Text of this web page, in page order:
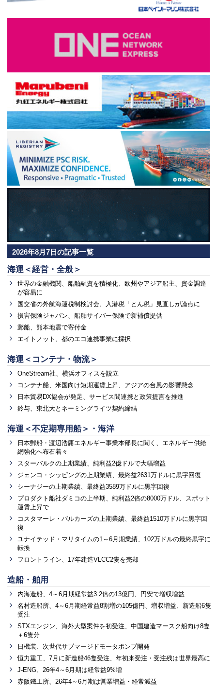
2026年8月7日の記事一覧
海運＜経営・全般＞
世界の金融機関、船舶融資を積極化、欧州やアジア船主、資金調達
が容易に
国交省の外航海運税制検討会、入港税「とん税」見直しが論点に
損害保険ジャパン、船舶サイバー保険で新補償提供
郵船、熊本地震で寄付金
エイトノット、都のエコ連携事業に採択
海運＜コンテナ・物流＞
OneStream社、横浜オフィスを設立
コンテナ船、米国向け短期運賃上昇、アジアの台風の影響懸念
日本貿易DX協会が発足、サービス間連携と政策提言を推進
鈴与、東北大とネーミングライツ契約締結
海運＜不定期専用船＞・海洋
日本郵船・渡辺浩庸エネルギー事業本部長に聞く、エネルギー供給
網強化へ布石着々
スターバルクの上期業績、純利益2億ドルで大幅増益
ジェンコ・シッピングの上期業績、最終益2631万ドルに黒字回復
シーナジーの上期業績、最終益3589万ドルに黒字回復
プロダクト船社ダミコの上半期、純利益2倍の8000万ドル、スポット
運賃上昇で
コスタマーレ・バルカーズの上期業績、最終益1510万ドルに黒字回
復
ユナイテッド・マリタイムの1～6月期業績、102万ドルの最終黒字に
転換
フロントライン、17年建造VLCC2隻を売却
造船・舶用
内海造船、4～6月期経常益3.2倍の13億円、円安で増収増益
名村造船所、4～6月期経常益8割増の105億円、増収増益、新造船6隻
受注
STXエンジン、海外大型案件を初受注、中国建造マースク船向け8隻
＋6隻分
日機装、次世代サブマージドモータポンプ開発
恒力重工、7月に新造船46隻受注、年初来受注・受注残は世界最高に
J-ENG、26年4～6月期は経常益9%増
赤阪鐵工所、26年4～6月期は営業増益・経常減益